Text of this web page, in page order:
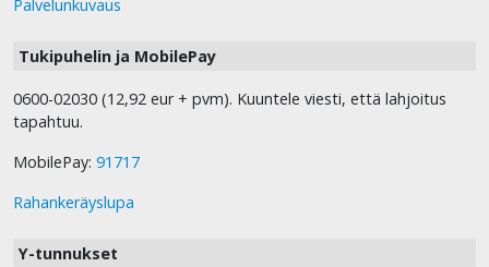
Palvelunkuvaus
Tukipuhelin ja MobilePay
0600-02030 (12,92 eur + pvm). Kuuntele viesti, että lahjoitus
tapahtuu.
MobilePay: 91717
Rahankeräyslupa
Y-tunnukset